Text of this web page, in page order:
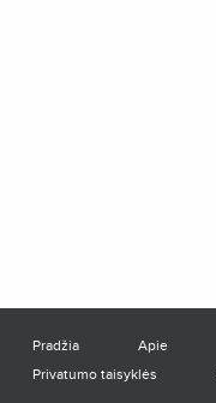
Pradžia Apie
Privatumo taisyklės